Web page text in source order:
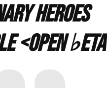
Heroes
<Open